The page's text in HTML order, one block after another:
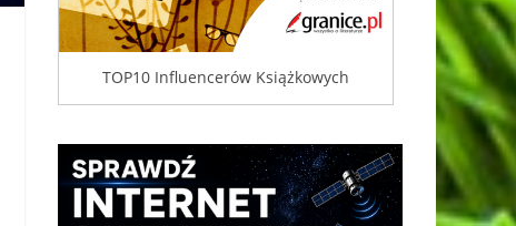
TOP10 Influencerów Książkowych